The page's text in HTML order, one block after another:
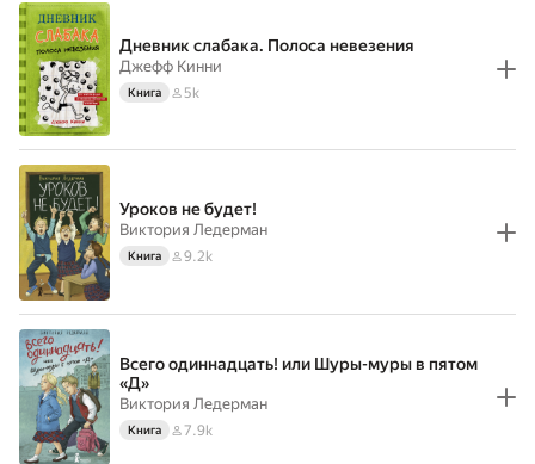
Дневник слабака. Полоса невезения
Джефф Кинни
Книга 5k
Уроков не будет!
Виктория Ледерман
Книга 9.2k
Всего одиннадцать! или Шуры-муры в пятом
«Д»
Виктория Ледерман
Книга 7.9k